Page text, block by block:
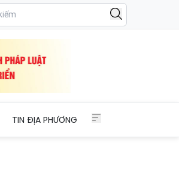
TIN ĐỊA PHƯƠNG